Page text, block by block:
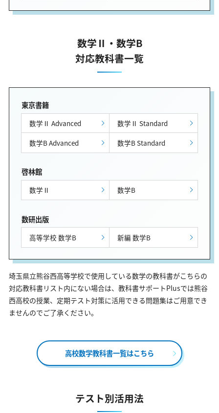
数学Ⅱ・数学B
対応教科書一覧
東京書籍
数学Ⅱ Advanced
数学Ⅱ Standard
数学B Advanced
数学B Standard
啓林館
数学Ⅱ 数学B
数研出版
高等学校 数学B 新編 数学B
埼玉県立熊谷西高等学校で使用している数学の教科書がこちらの
対応教科書リスト内にない場合は、教科書サポートPlusでは熊谷
西高校の授業、定期テスト対策に活用できる問題集はご用意でき
ませんのでご了承ください。
高校数学教科書一覧はこちら
テスト別活用法